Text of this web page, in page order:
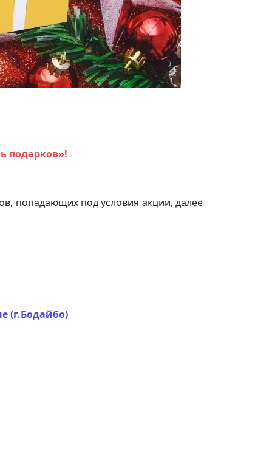
подарков»!
попадающих под условия акции, далее
(г.Бодайбо)